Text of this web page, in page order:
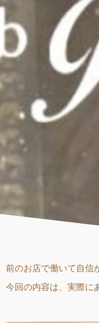
前のお店で働いて自信
今回の内容は、実際に